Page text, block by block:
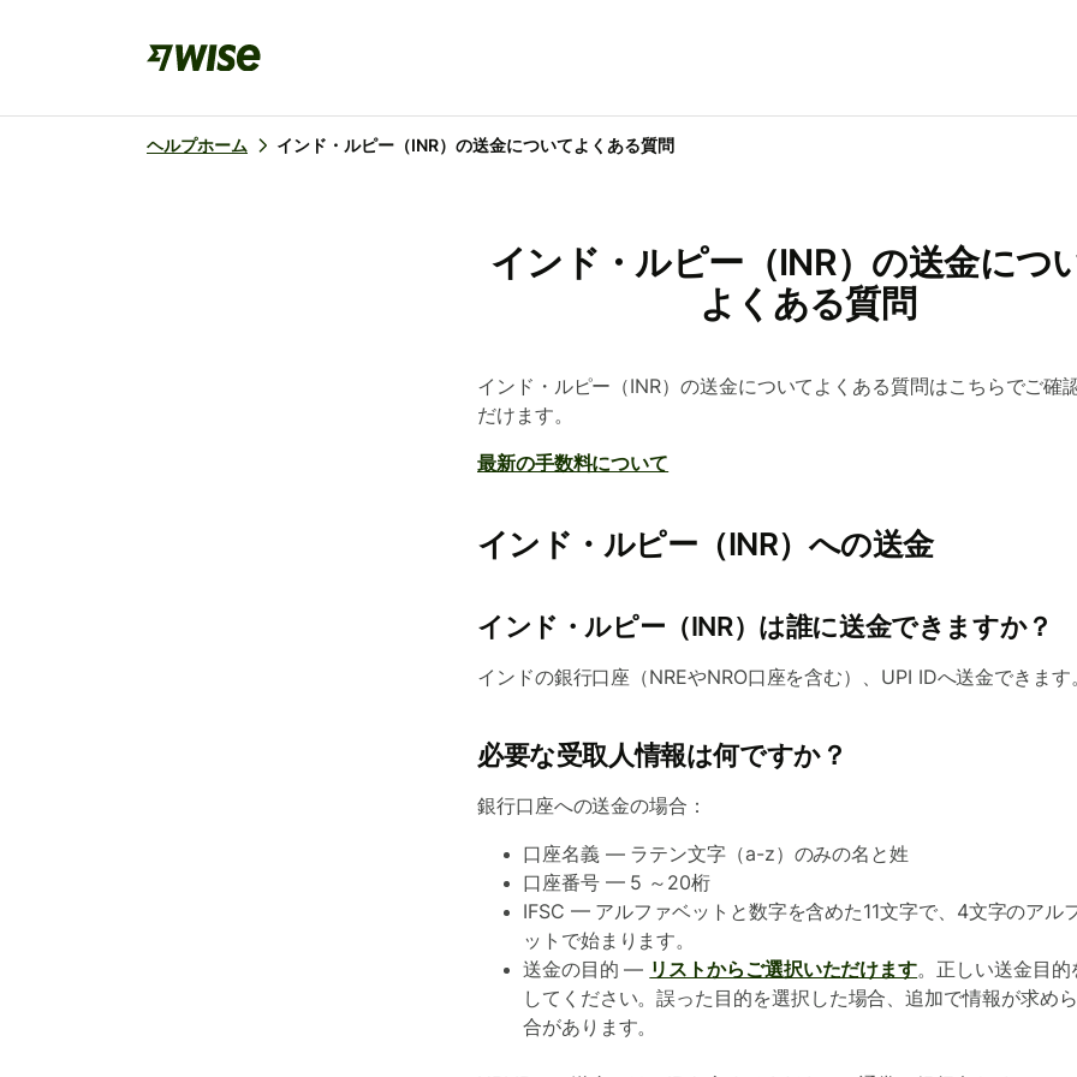
ヘルプホーム インド・ルピー（INR）の送金についてよくある質問
インド・ルピー（INR）の送金につ
よくある質問
インド・ルピー（INR）の送金についてよくある質問はこちらでご確
だけます。
最新の手数料について
インド・ルピー（INR）への送金
インド・ルピー（INR）は誰に送金できますか？
インドの銀行口座（NREやNRO口座を含む）、UPI IDへ送金できます。
必要な受取人情報は何ですか？
銀行口座への送金の場合：
口座名義 — ラテン文字（a-z）のみの名と姓
口座番号 — 5 ～20桁
IFSC — アルファベットと数字を含めた11文字で、4文字のアル
ットで始まります。
送金の目的 — リストからご選択いただけます。正しい送金目的
してください。誤った目的を選択した場合、追加で情報が求め
合があります。